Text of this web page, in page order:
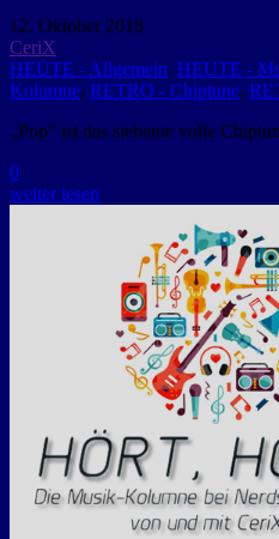
12. Oktober 2018
CeriX
HEUTE - Allgemein, HEUTE -
Kolumne, RETRO - Chiptune,
„Pop“ ist das siebente volle
0
weiter lesen